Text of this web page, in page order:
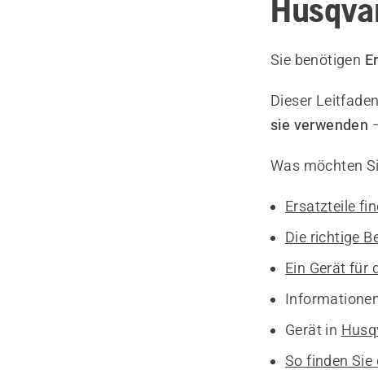
Sie benötigen
Dieser
sie verwenden
Was möchten
Ersatzteile
Die richtige
Ein Gerät für
Gerät in
So finden